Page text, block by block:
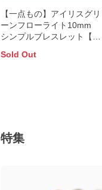
【一点もの】アイリスグリ
ーンフローライト10mm
シンプルブレスレット【鑑
Sold Out
特集